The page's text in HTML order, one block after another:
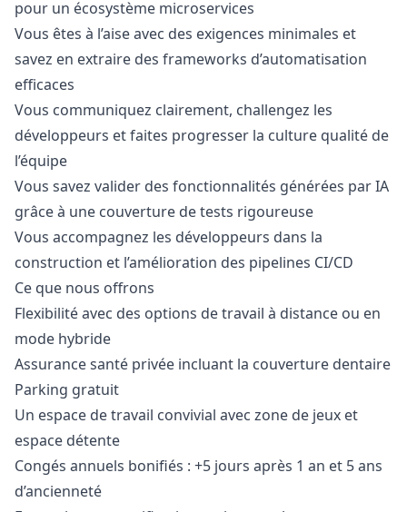
pour un écosystème microservices
Vous êtes à l’aise avec des exigences minimales et
savez en extraire des frameworks d’automatisation
efficaces
Vous communiquez clairement, challengez les
développeurs et faites progresser la culture qualité de
l’équipe
Vous savez valider des fonctionnalités générées par IA
grâce à une couverture de tests rigoureuse
Vous accompagnez les développeurs dans la
construction et l’amélioration des pipelines CI/CD
Ce que nous offrons
Flexibilité avec des options de travail à distance ou en
mode hybride
Assurance santé privée incluant la couverture dentaire
Parking gratuit
Un espace de travail convivial avec zone de jeux et
espace détente
Congés annuels bonifiés : +5 jours après 1 an et 5 ans
d’ancienneté